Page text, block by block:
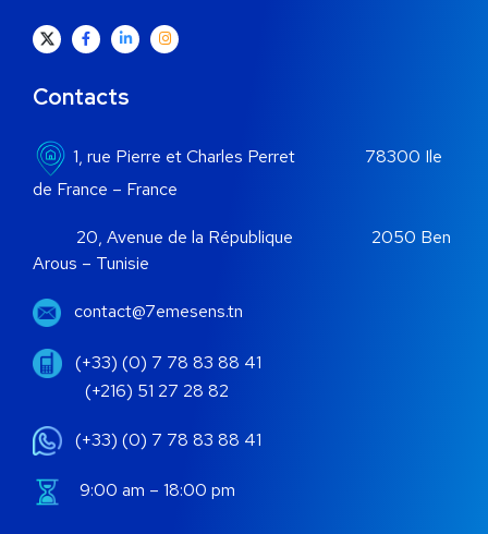
Contacts
1, rue Pierre et Charles Perret 78300 Ile
de France – France
20, Avenue de la République 2050 Ben
Arous – Tunisie
contact@7emesens.tn
(+33) (0) 7 78 83 88 41
(+216) 51 27 28 82
(+33) (0) 7 78 83 88 41
9:00 am – 18:00 pm